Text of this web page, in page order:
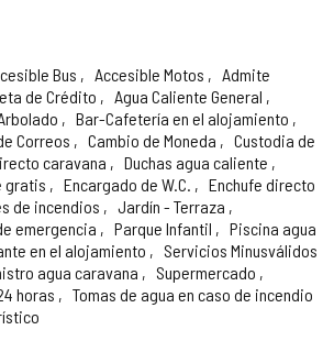
Bus Accesible Motos
Admite
de Crédito
Agua Caliente General
Bar-Cafetería en el alojamiento
Correos Cambio de Moneda
Custodia de
caravana
Duchas agua caliente
gratis
Encargado de W.C.
Enchufe directo
de incendios
Jardín - Terraza
emergencia Parque Infantil
Piscina agua
en el alojamiento
Servicios Minusválidos
agua caravana
Supermercado
horas
Tomas de agua en caso de incendio